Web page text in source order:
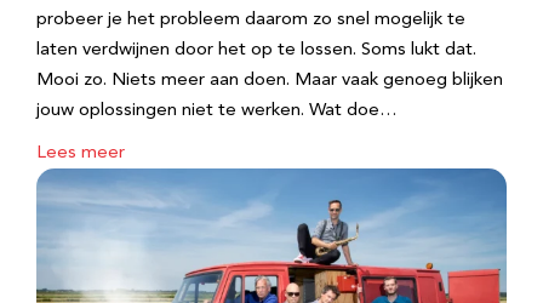
probeer je het probleem daarom zo snel mogelijk te
laten verdwijnen door het op te lossen. Soms lukt dat.
Mooi zo. Niets meer aan doen. Maar vaak genoeg blijken
jouw oplossingen niet te werken. Wat doe…
Lees meer